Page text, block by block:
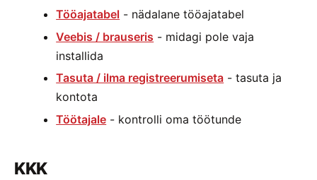
Tööajatabel - nädalane tööajatabel
Veebis / brauseris - midagi pole vaja
installida
Tasuta / ilma registreerumiseta - tasuta ja
kontota
Töötajale - kontrolli oma töötunde
KKK